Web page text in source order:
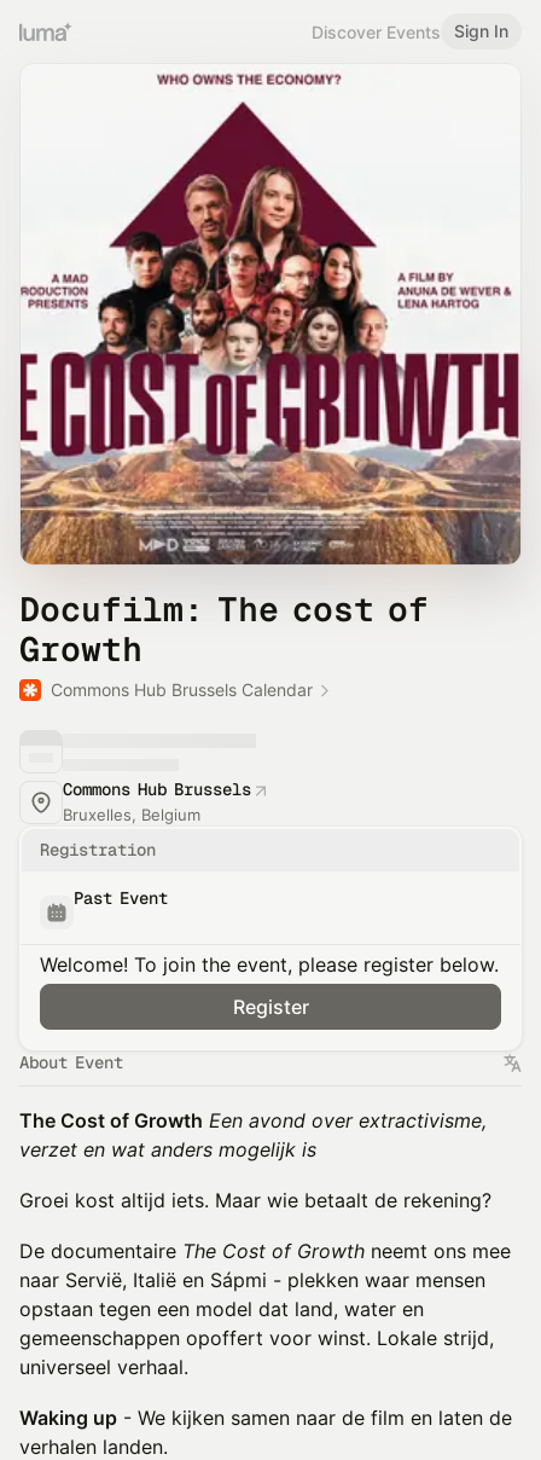
Discover Events Sign In
Docufilm: The cost of
Growth
Commons Hub Brussels Calendar
Commons Hub Brussels
Bruxelles, Belgium
Registration
Past Event
Welcome! To join the event, please register below.
Register
About Event
The Cost of Growth Een avond over extractivisme,
verzet en wat anders mogelijk is
Groei kost altijd iets. Maar wie betaalt de rekening?
De documentaire The Cost of Growth neemt ons mee
naar Servië, Italië en Sápmi - plekken waar mensen
opstaan tegen een model dat land, water en
gemeenschappen opoffert voor winst. Lokale strijd,
universeel verhaal.
Waking up - We kijken samen naar de film en laten de
verhalen landen.